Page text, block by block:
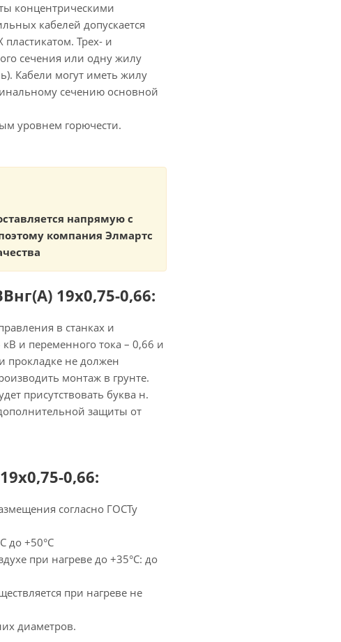
концентрическими
кабелей допускается
Трех- и
сечения или одну жилу
Кабели могут иметь жилу
сечению основной
уровнем горючести.
напрямую с
компания Элмартс
19х0,75-0,66:
в станках и
и переменного тока – 0,66 и
прокладке не должен
монтаж в грунте.
присутствовать буква н.
защиты от
0,66:
согласно ГОСТу
до +50°С
при нагреве до +35°С: до
при нагреве не
диаметров.